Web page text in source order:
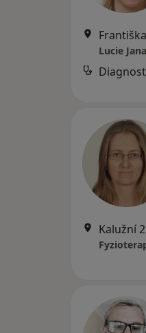
Lucie
Kalužní